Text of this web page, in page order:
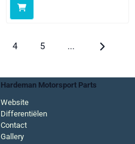
4 5 ...
Hardeman Motorsport Parts
Website
Differentiëlen
Contact
Gallery